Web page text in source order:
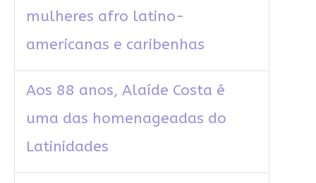
mulheres afro latino-
americanas e caribenhas
Aos 88 anos, Alaíde Costa é
uma das homenageadas do
Latinidades